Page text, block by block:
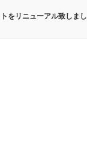
をリニューアル致しまし